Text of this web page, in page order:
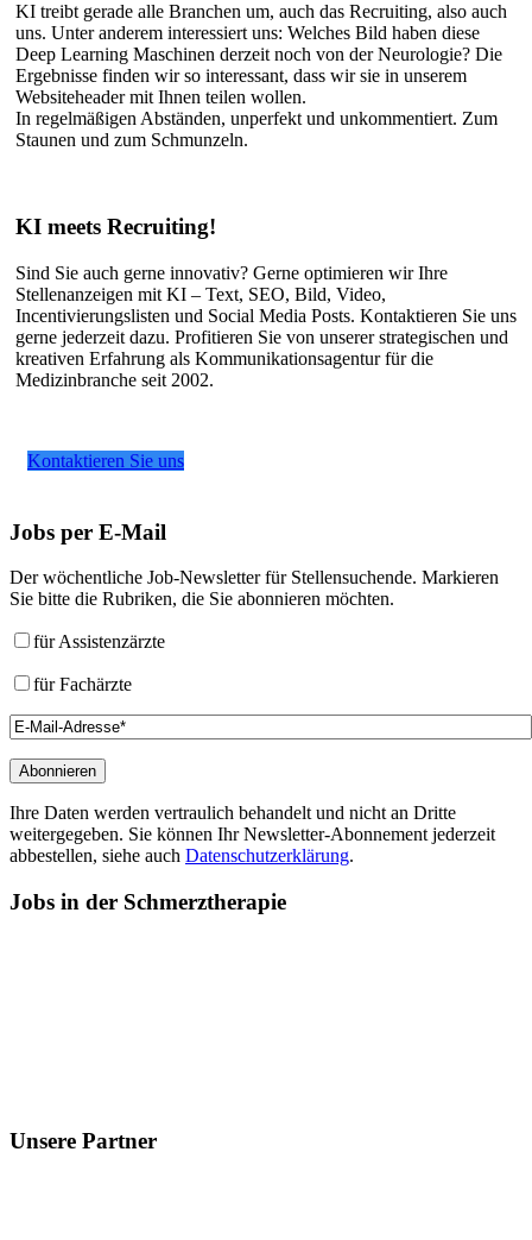
KI treibt gerade alle Branchen um, auch das Recruiting, also auch
uns. Unter anderem interessiert uns: Welches Bild haben diese
Deep Learning Maschinen derzeit noch von der Neurologie? Die
Ergebnisse finden wir so interessant, dass wir sie in unserem
Websiteheader mit Ihnen teilen wollen.
In regelmäßigen Abständen, unperfekt und unkommentiert. Zum
Staunen und zum Schmunzeln.
KI meets Recruiting!
Sind Sie auch gerne innovativ? Gerne optimieren wir Ihre
Stellenanzeigen mit KI – Text, SEO, Bild, Video,
Incentivierungslisten und Social Media Posts. Kontaktieren Sie uns
gerne jederzeit dazu. Profitieren Sie von unserer strategischen und
kreativen Erfahrung als Kommunikationsagentur für die
Medizinbranche seit 2002.
Kontaktieren Sie uns
Jobs per E-Mail
Der wöchentliche Job-Newsletter für Stellensuchende. Markieren
Sie bitte die Rubriken, die Sie abonnieren möchten.
für Assistenzärzte
für Fachärzte
Ihre Daten werden vertraulich behandelt und nicht an Dritte
weitergegeben. Sie können Ihr Newsletter-Abonnement jederzeit
abbestellen, siehe auch Datenschutzerklärung.
Jobs in der Schmerztherapie
Unsere Partner